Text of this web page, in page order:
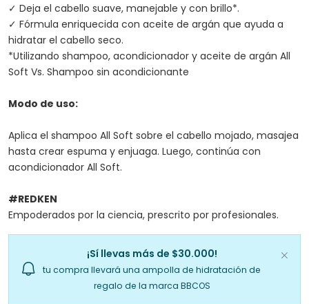
✓ Deja el cabello suave, manejable y con brillo*.
✓ Fórmula enriquecida con aceite de argán que ayuda a
hidratar el cabello seco.
*Utilizando shampoo, acondicionador y aceite de argán All
Soft Vs. Shampoo sin acondicionante
Modo de uso:
Aplica el shampoo All Soft sobre el cabello mojado, masajea
hasta crear espuma y enjuaga. Luego, continúa con
acondicionador All Soft.
#REDKEN
Empoderados por la ciencia, prescrito por profesionales.
¡Sí llevas más de $30.000!
tu compra llevará una ampolla de hidratación de
regalo de la marca BBCOS